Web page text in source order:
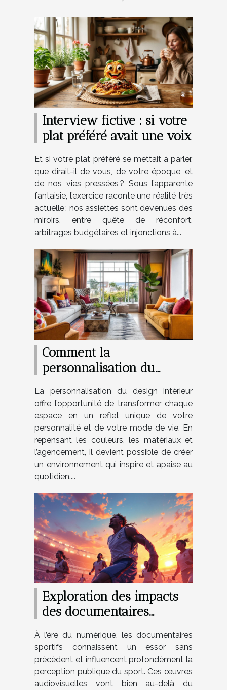
Interview fictive : si votre
plat préféré avait une voix
Et si votre plat préféré se mettait à parler,
que dirait-il de vous, de votre époque, et
de nos vies pressées ? Sous l’apparente
fantaisie, l’exercice raconte une réalité très
actuelle : nos assiettes sont devenues des
miroirs, entre quête de réconfort,
arbitrages budgétaires et injonctions à...
Comment la
personnalisation du
votre intérieur ?
La personnalisation du design intérieur
offre l’opportunité de transformer chaque
espace en un reflet unique de votre
personnalité et de votre mode de vie. En
repensant les couleurs, les matériaux et
l’agencement, il devient possible de créer
un environnement qui inspire et apaise au
quotidien....
Exploration des impacts
des documentaires
publique ?
À l’ère du numérique, les documentaires
sportifs connaissent un essor sans
précédent et influencent profondément la
perception publique du sport. Ces œuvres
audiovisuelles vont bien au-delà du